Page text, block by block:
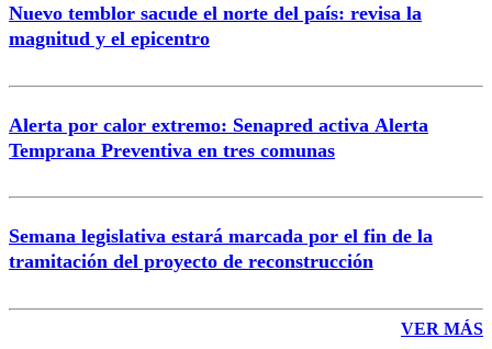
Nuevo temblor sacude el norte del país: revisa la
magnitud y el epicentro
Alerta por calor extremo: Senapred activa Alerta
Temprana Preventiva en tres comunas
Semana legislativa estará marcada por el fin de la
tramitación del proyecto de reconstrucción
VER MÁS